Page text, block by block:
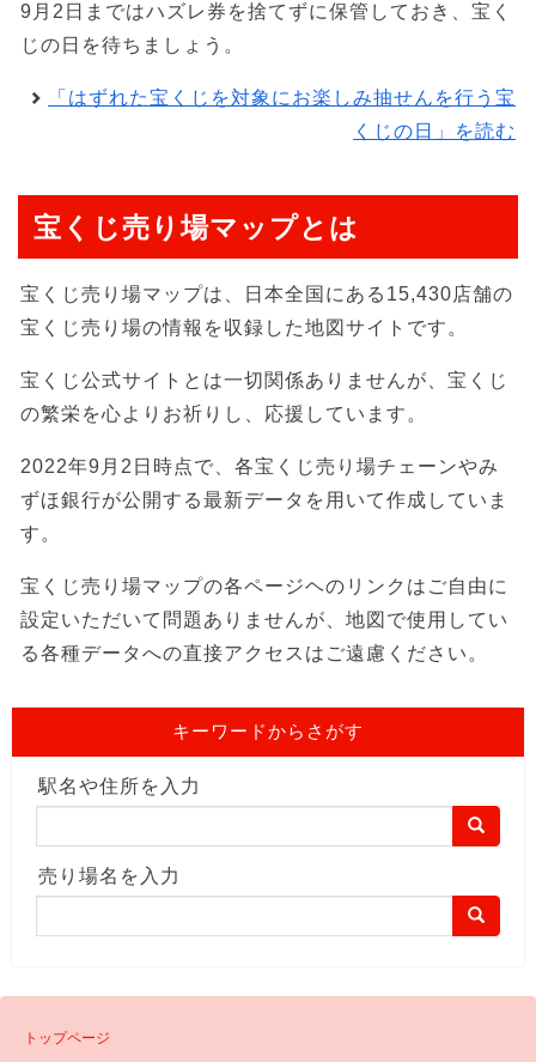
9月2日まではハズレ券を捨てずに保管しておき、宝く
じの日を待ちましょう。
「はずれた宝くじを対象にお楽しみ抽せんを行う宝
くじの日」を読む
宝くじ売り場マップとは
宝くじ売り場マップは、日本全国にある15,430店舗の
宝くじ売り場の情報を収録した地図サイトです。
宝くじ公式サイトとは一切関係ありませんが、宝くじ
の繁栄を心よりお祈りし、応援しています。
2022年9月2日時点で、各宝くじ売り場チェーンやみ
ずほ銀行が公開する最新データを用いて作成していま
す。
宝くじ売り場マップの各ページヘのリンクはご自由に
設定いただいて問題ありませんが、地図で使用してい
る各種データへの直接アクセスはご遠慮ください。
キーワードからさがす
駅名や住所を入力
売り場名を入力
トップページ